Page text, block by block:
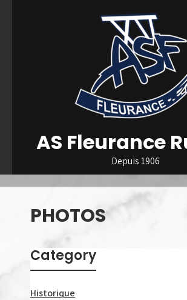
AS Fleurance
Depuis 1906
PHOTOS
Category
Historique